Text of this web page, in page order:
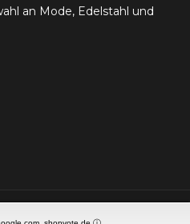
an Mode, Edelstahl und
-